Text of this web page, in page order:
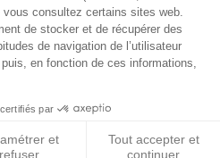
- Tous droits réservés